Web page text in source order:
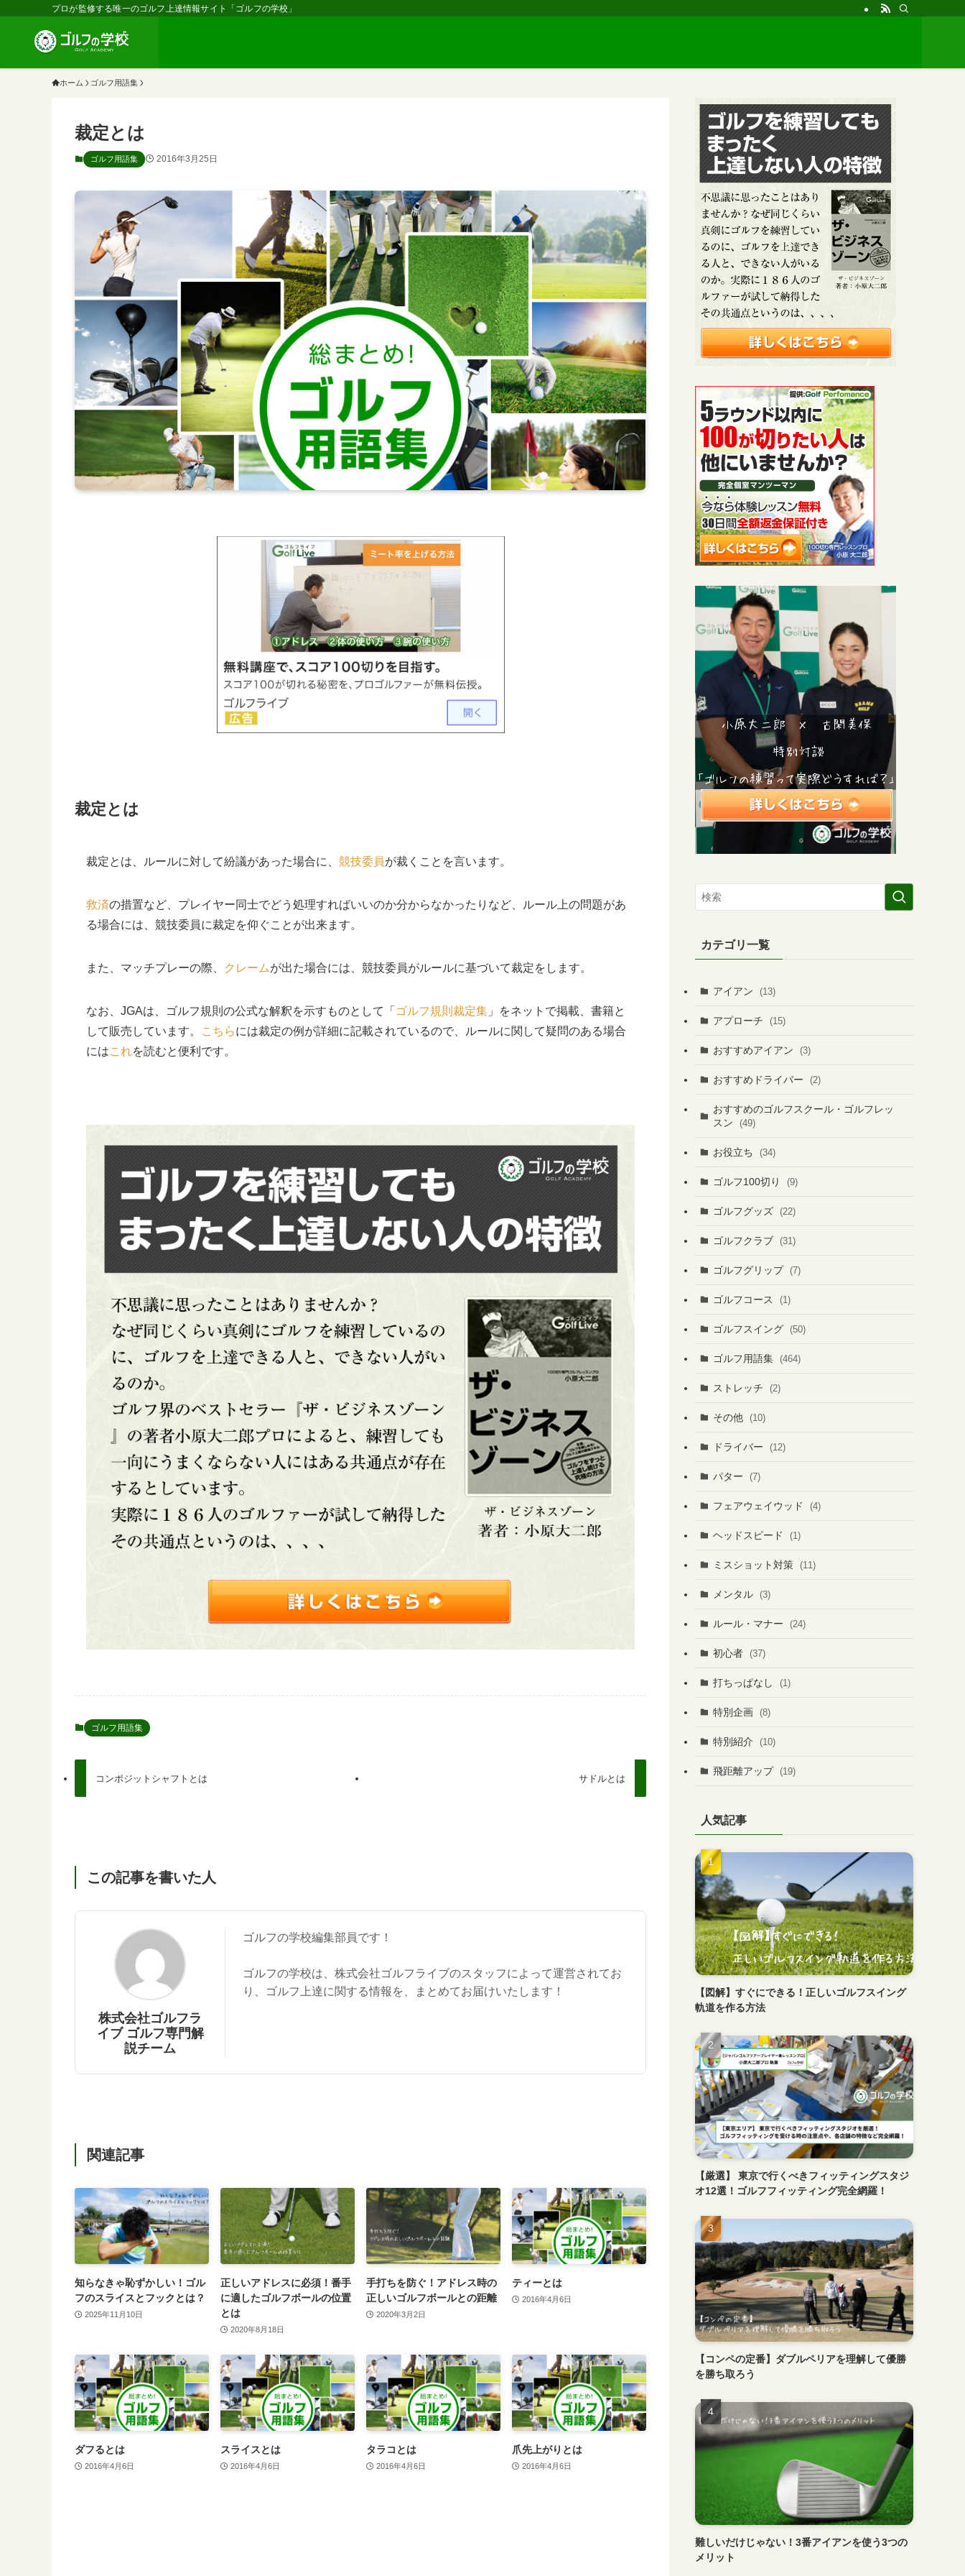
プロが監修する唯一のゴルフ上達情報サイト「ゴルフの学校」
ホーム ゴルフ用語集
裁定とは
ゴルフ用語集 2016年3月25日
裁定とは
裁定とは、ルールに対して紛議があった場合に、 競技委員が裁くことを言います。
救済の措置など、プレイヤー同士でどう処理すればいいのか分からなかったりなど、ルール上の問題があ
る場合には、競技委員に裁定を仰ぐことが出来ます。
また、マッチプレーの際、 クレームが出た場合には、競技委員がルールに基づいて裁定をします。
なお、JGAは、ゴルフ規則の公式な解釈を示すものとして「 ゴルフ規則裁定集 」をネットで掲載、書籍と
して販売しています。
こちらには裁定の例が詳細に記載されているので、ルールに関して疑問のある場合
にはこれを読むと便利です。
ゴルフ用語集
コンポジットシャフトとは サドルとは
この記事を書いた人
株式会社ゴルフラ
イブ ゴルフ専門解
説チーム
ゴルフの学校編集部員です！
ゴルフの学校は、株式会社ゴルフライブのスタッフによって運営されてお
り、ゴルフ上達に関する情報を、まとめてお届けいたします！
関連記事
知らなきゃ恥ずかしい！ゴル
フのスライスとフックとは？
2025年11月10日
正しいアドレスに必須！番手
に適したゴルフボールの位置
とは
2020年8月18日
手打ちを防ぐ！アドレス時の
正しいゴルフボールとの距離
2020年3月2日
ティーとは
2016年4月6日
ダフるとは
2016年4月6日
スライスとは
2016年4月6日
タラコとは
2016年4月6日
爪先上がりとは
2016年4月6日
カテゴリ一覧
アイアン (13)
アプローチ (15)
おすすめアイアン (3)
おすすめドライバー (2)
おすすめのゴルフスクール・ゴルフレッ
スン
(49)
お役立ち (34)
ゴルフ100切り (9)
ゴルフグッズ (22)
ゴルフクラブ (31)
ゴルフグリップ (7)
ゴルフコース (1)
ゴルフスイング (50)
ゴルフ用語集 (464)
ストレッチ (2)
その他 (10)
ドライバー (12)
パター (7)
フェアウェイウッド (4)
ヘッドスピード (1)
ミスショット対策 (11)
メンタル (3)
ルール・マナー (24)
初心者 (37)
打ちっぱなし (1)
特別企画 (8)
特別紹介 (10)
飛距離アップ (19)
人気記事
【図解】すぐにできる！正しいゴルフスイング
軌道を作る方法
【厳選】 東京で行くべきフィッティングスタジ
オ12選！ゴルフフィッティング完全網羅！
【コンペの定番】ダブルペリアを理解して優勝
を勝ち取ろう
難しいだけじゃない！3番アイアンを使う3つの
メリット